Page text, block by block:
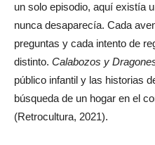
un solo episodio, aquí existía
nunca desaparecía. Cada
preguntas y cada intento de
distinto. Calabozos y
público infantil y las historias
búsqueda de un hogar en el
(Retrocultura, 2021).